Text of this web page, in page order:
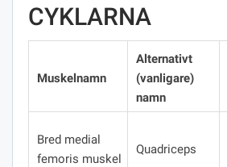
CYKLARNA
Muskelnamn
Alternativt
(vanligare)
namn
Bred medial
femoris muskel
Quadriceps